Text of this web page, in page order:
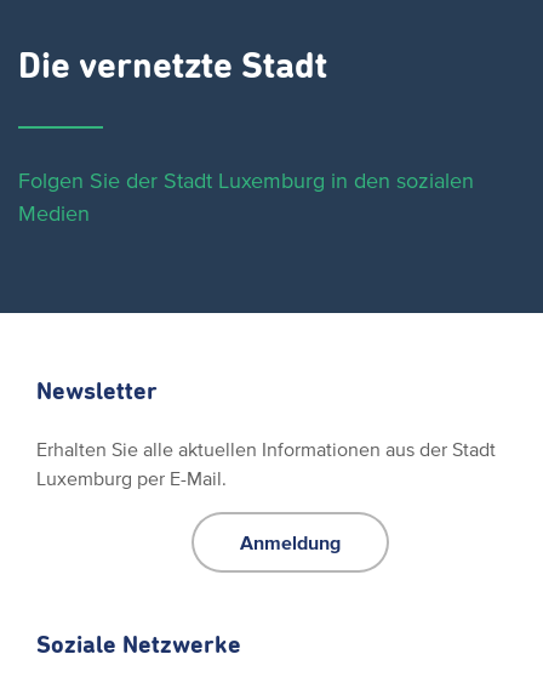
Die vernetzte Stadt
Folgen Sie der Stadt Luxemburg in den sozialen
Medien
Newsletter
Erhalten Sie alle aktuellen Informationen aus der Stadt
Luxemburg per E-Mail.
Anmeldung
Soziale Netzwerke